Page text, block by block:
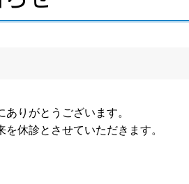
りがとうございます。
休診とさせていただきます。